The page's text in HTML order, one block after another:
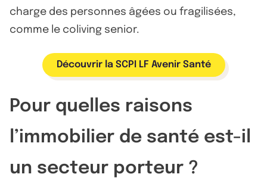
charge des personnes âgées ou fragilisées,
comme le coliving senior.
Découvrir la SCPI LF Avenir Santé
Pour quelles raisons
l’immobilier de santé est-il
un secteur porteur ?